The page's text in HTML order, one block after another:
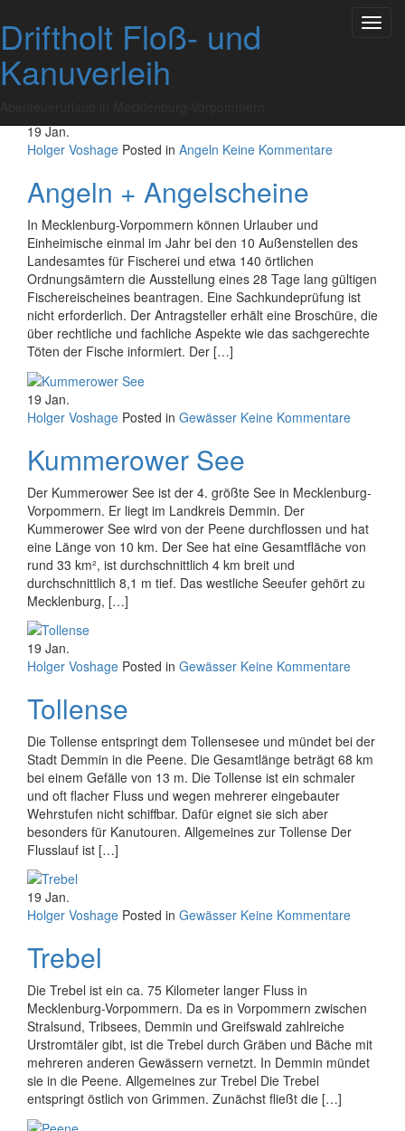
to
content
Driftholt Floß- und
Kanuverleih
Tag:19. Januar 2025
19 Jan.
Holger Voshage Posted in Angeln Keine Kommentare
Angeln + Angelscheine
In Mecklenburg-Vorpommern können Urlauber und
Einheimische einmal im Jahr bei den 10 Außenstellen des
Landesamtes für Fischerei und etwa 140 örtlichen
Ordnungsämtern die Ausstellung eines 28 Tage lang gültigen
Fischereischeines beantragen. Eine Sachkundeprüfung ist
nicht erforderlich. Der Antragsteller erhält eine Broschüre, die
über rechtliche und fachliche Aspekte wie das sachgerechte
Töten der Fische informiert. Der […]
19 Jan.
Holger Voshage Posted in Gewässer Keine Kommentare
Kummerower See
Der Kummerower See ist der 4. größte See in Mecklenburg-
Vorpommern. Er liegt im Landkreis Demmin. Der
Kummerower See wird von der Peene durchflossen und hat
eine Länge von 10 km. Der See hat eine Gesamtfläche von
rund 33 km², ist durchschnittlich 4 km breit und
durchschnittlich 8,1 m tief. Das westliche Seeufer gehört zu
Mecklenburg, […]
19 Jan.
Holger Voshage Posted in Gewässer Keine Kommentare
Tollense
Die Tollense entspringt dem Tollensesee und mündet bei der
Stadt Demmin in die Peene. Die Gesamtlänge beträgt 68 km
bei einem Gefälle von 13 m. Die Tollense ist ein schmaler
und oft flacher Fluss und wegen mehrerer eingebauter
Wehrstufen nicht schiffbar. Dafür eignet sie sich aber
besonders für Kanutouren. Allgemeines zur Tollense Der
Flusslauf ist […]
19 Jan.
Holger Voshage Posted in Gewässer Keine Kommentare
Trebel
Die Trebel ist ein ca. 75 Kilometer langer Fluss in
Mecklenburg-Vorpommern. Da es in Vorpommern zwischen
Stralsund, Tribsees, Demmin und Greifswald zahlreiche
Urstromtäler gibt, ist die Trebel durch Gräben und Bäche mit
mehreren anderen Gewässern vernetzt. In Demmin mündet
sie in die Peene. Allgemeines zur Trebel Die Trebel
entspringt östlich von Grimmen. Zunächst fließt die […]